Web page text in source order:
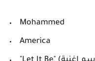
Mohammed
America